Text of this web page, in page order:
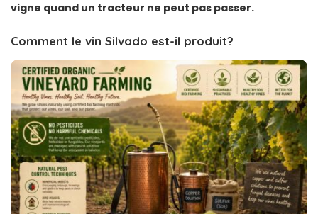
vigne quand un tracteur ne peut pas passer.
Comment le vin Silvado est-il produit?